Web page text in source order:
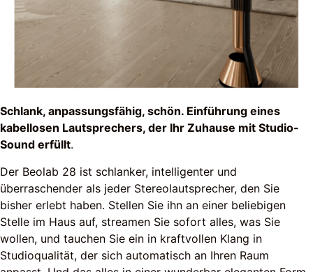
Schlank, anpassungsfähig, schön. Einführung eines
kabellosen Lautsprechers, der Ihr Zuhause mit Studio-
Sound erfüllt.
Der Beolab 28 ist schlanker, intelligenter und
überraschender als jeder Stereolautsprecher, den Sie
bisher erlebt haben. Stellen Sie ihn an einer beliebigen
Stelle im Haus auf, streamen Sie sofort alles, was Sie
wollen, und tauchen Sie ein in kraftvollen Klang in
Studioqualität, der sich automatisch an Ihren Raum